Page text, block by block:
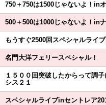
750＋750は1500じゃないよ！in
500＋500は1000じゃないよ！in
もうすぐ2500回スペシャルライ
名門大洋フェリースペシャル！
１５００回突破したからって調
シス２１
スペシャルライブinセントレア